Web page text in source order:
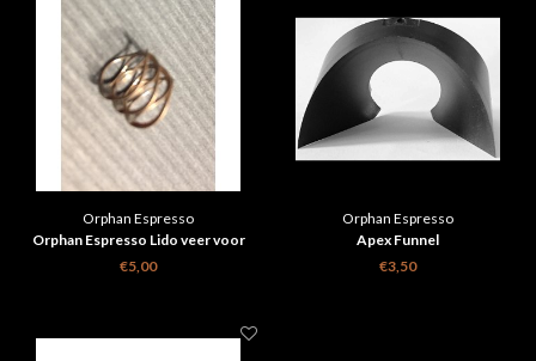
Orphan Espresso
Orphan Espresso Lido veer voor
handvat
€5,00
Orphan Espresso
Apex Funnel
€3,50